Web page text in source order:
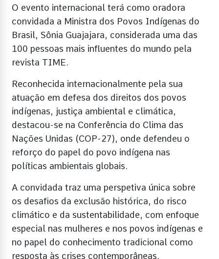
O evento internacional terá como oradora
convidada a Ministra dos Povos Indígenas do
Brasil, Sônia Guajajara, considerada uma das
100 pessoas mais influentes do mundo pela
revista TIME.
Reconhecida internacionalmente pela sua
atuação em defesa dos direitos dos povos
indígenas, justiça ambiental e climática,
destacou-se na Conferência do Clima das
Nações Unidas (COP-27), onde defendeu o
reforço do papel do povo indígena nas
políticas ambientais globais.
A convidada traz uma perspetiva única sobre
os desafios da exclusão histórica, do risco
climático e da sustentabilidade, com enfoque
especial nas mulheres e nos povos indígenas e
no papel do conhecimento tradicional como
resposta às crises contemporâneas.